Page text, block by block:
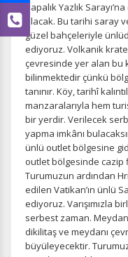
Papalık Yazlık
olacak. Bu tarihi saray
güzel bahçeleriyle
ediyoruz. Volkanik
çevresinde yer alan bu
bilinmektedir çünkü
tanınır. Köy, tarihî
manzaralarıyla hem
bir yerdir. Verilecek
yapma imkânı
ünlü outlet bölgesine
outlet bölgesinde cazip
Turumuzun ardından
edilen Vatikan’ın ünlü
ediyoruz. Varışımızla
serbest zaman.
dikilitaş ve meydanı
büyüleyecektir.